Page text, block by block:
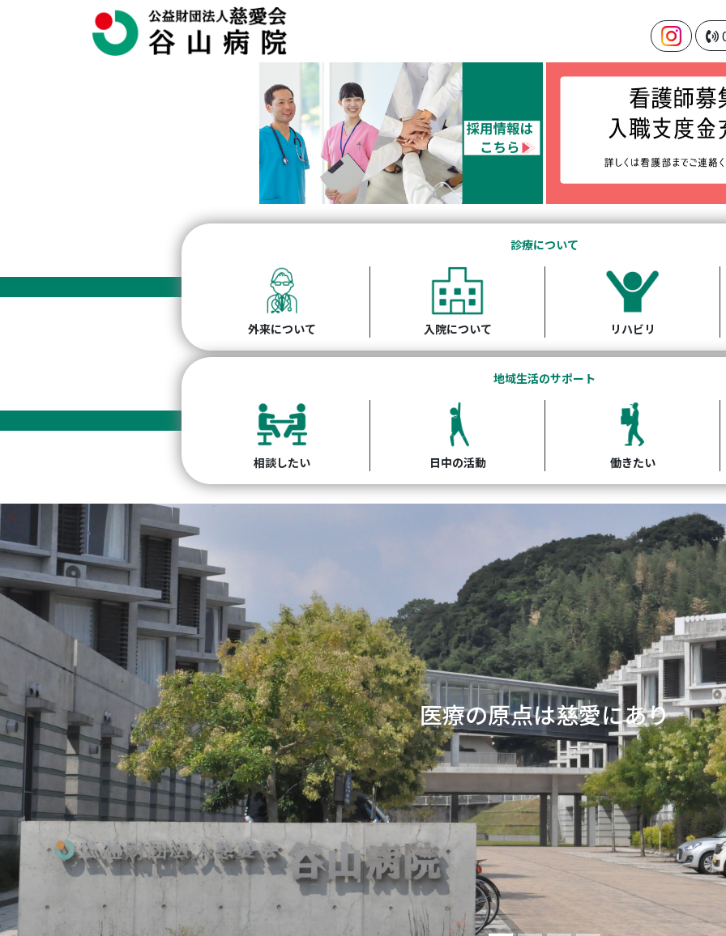
診療について
外来について 入院について リハビリ
地域生活のサポート
相談したい 日中の活動 働きたい
開かれた精神科医療の実践
Previous